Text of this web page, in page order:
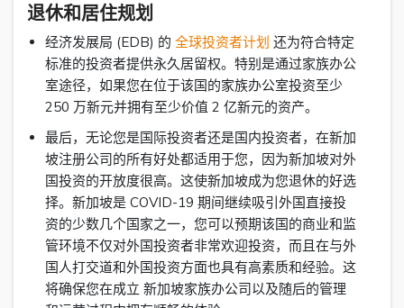
退休和居住规划
经济发展局 (EDB) 的 全球投资者计划 还为符合特定
标准的投资者提供永久居留权。特别是通过家族办公
室途径，如果您在位于该国的家族办公室投资至少
250 万新元并拥有至少价值 2 亿新元的资产。
最后，无论您是国际投资者还是国内投资者，在新加
坡注册公司的所有好处都适用于您，因为新加坡对外
国投资的开放度很高。这使新加坡成为您退休的好选
择。新加坡是 COVID-19 期间继续吸引外国直接投
资的少数几个国家之一，您可以预期该国的商业和监
管环境不仅对外国投资者非常欢迎投资，而且在与外
国人打交道和外国投资方面也具有高素质和经验。这
将确保您在成立 新加坡家族办公司以及随后的管理